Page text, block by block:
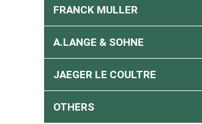
FRANCK MULLER
A.LANGE & SOHNE
JAEGER LE COULTRE
OTHERS